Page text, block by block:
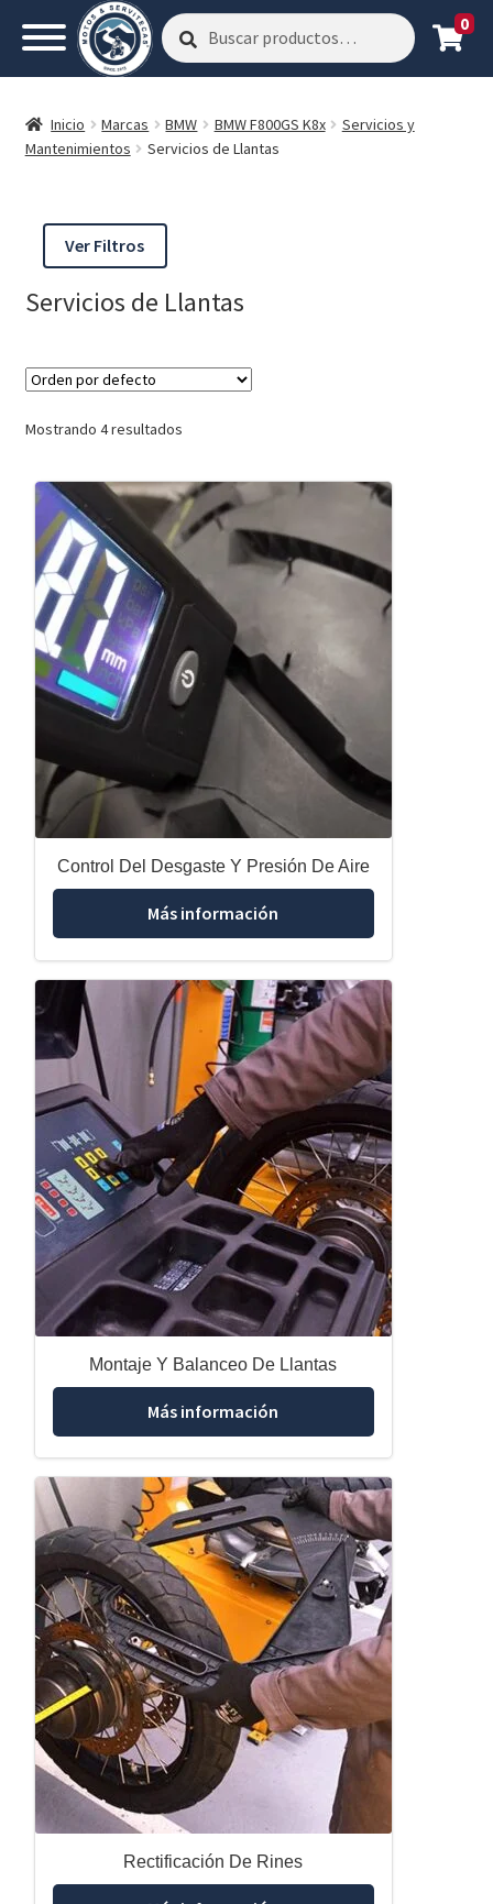
Buscar
por:
Buscar 0
Inicio Marcas BMW BMW F800GS K8x
Servicios y
Mantenimientos
Servicios de Llantas
Ver Filtros
Servicios de Llantas
Mostrando 4 resultados
Control Del Desgaste Y Presión De Aire
Más información
Montaje Y Balanceo De Llantas
Más información
Rectificación De Rines